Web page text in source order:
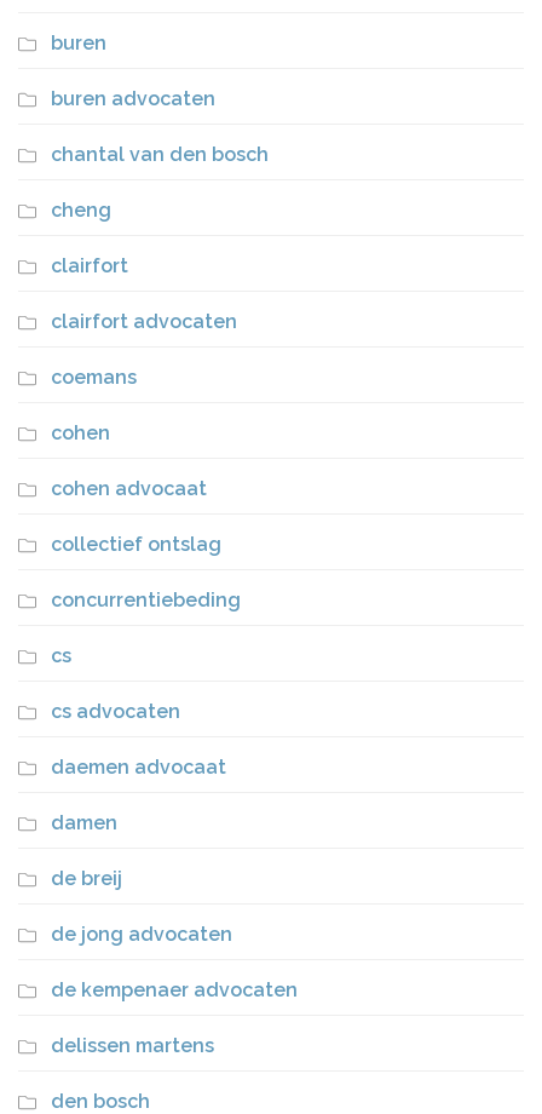
buren
buren advocaten
chantal van den bosch
cheng
clairfort
clairfort advocaten
coemans
cohen
cohen advocaat
collectief ontslag
concurrentiebeding
cs
cs advocaten
daemen advocaat
damen
de breij
de jong advocaten
de kempenaer advocaten
delissen martens
den bosch